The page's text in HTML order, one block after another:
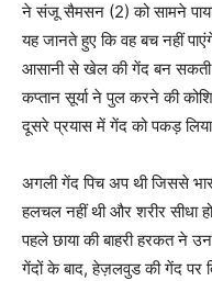
ने संजू सैमसन (2) को सामने पाया
यह जानते हुए कि वह बच नहीं
आसानी से खेल की गेंद बन सकती
कप्तान सूर्या ने पुल करने की
दूसरे प्रयास में गेंद को पकड़
अगली गेंद पिच अप थी जिससे
हलचल नहीं थी और शरीर सीधा
पहले छाया की बाहरी हरकत ने
गेंदों के बाद, हेज़लवुड की गेंद पर